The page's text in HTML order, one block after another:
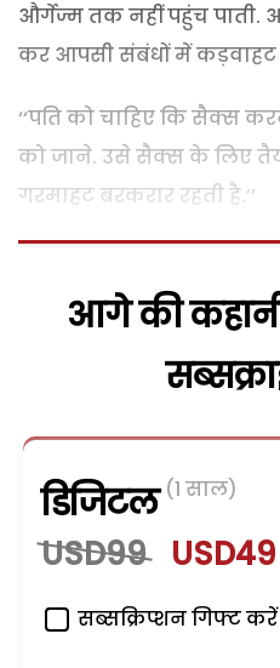
और्गेज्म तक नहीं पहुंच
कर आपसी संबंधों में कड़वाहट
‘‘पति को चाहिए कि सैक्स
को जाने. उसे सैक्स के लिए
गरमाहट बरकरार रहती है.’’
आगे की
डिजिटल (1 साल)
USD99 USD49
सब्सक्रिप्शन गिफ्ट करें